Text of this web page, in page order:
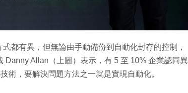
都有異，但無論由手動備份到自動化封存的控制，
Allan（上圖）表示，有 5 至 10% 企業認同異
術，要解決問題方法之一就是實現自動化。